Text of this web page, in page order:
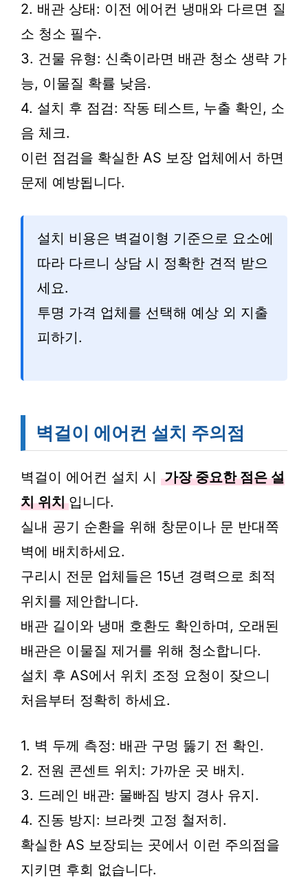
2. 배관 상태: 이전 에어컨 냉매와 다르면 질
소 청소 필수.
3. 건물 유형: 신축이라면 배관 청소 생략 가
능, 이물질 확률 낮음.
4. 설치 후 점검: 작동 테스트, 누출 확인, 소
음 체크.
이런 점검을 확실한 AS 보장 업체에서 하면
문제 예방됩니다.
설치 비용은 벽걸이형 기준으로 요소에
따라 다르니 상담 시 정확한 견적 받으
세요.
투명 가격 업체를 선택해 예상 외 지출
피하기.
벽걸이 에어컨 설치 주의점
벽걸이 에어컨 설치 시 가장 중요한 점은 설
치 위치 입니다.
실내 공기 순환을 위해 창문이나 문 반대쪽
벽에 배치하세요.
구리시 전문 업체들은 15년 경력으로 최적
위치를 제안합니다.
배관 길이와 냉매 호환도 확인하며, 오래된
배관은 이물질 제거를 위해 청소합니다.
설치 후 AS에서 위치 조정 요청이 잦으니
처음부터 정확히 하세요.
1. 벽 두께 측정: 배관 구멍 뚫기 전 확인.
2. 전원 콘센트 위치: 가까운 곳 배치.
3. 드레인 배관: 물빠짐 방지 경사 유지.
4. 진동 방지: 브라켓 고정 철저히.
확실한 AS 보장되는 곳에서 이런 주의점을
지키면 후회 없습니다.